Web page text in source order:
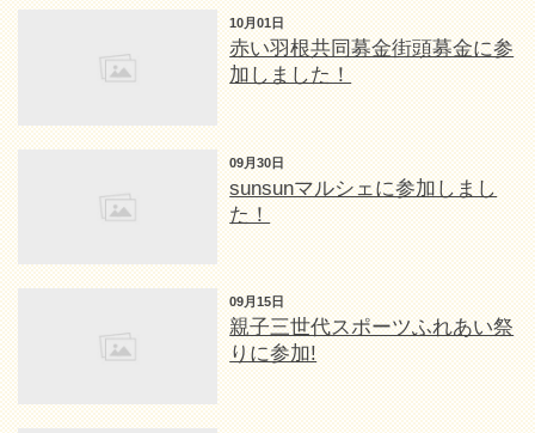
10月01日
赤い羽根共同募金街頭募金に参
加しました！
09月30日
sunsunマルシェに参加しまし
た！
09月15日
親子三世代スポーツふれあい祭
りに参加!